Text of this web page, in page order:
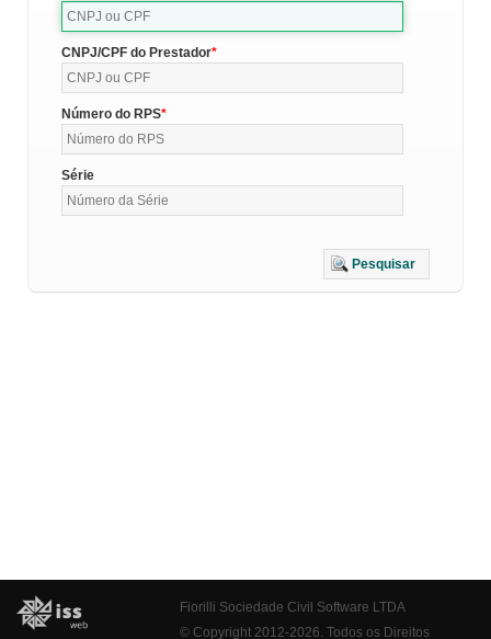
CNPJ/CPF do Prestador
Número do RPS
Série
Pesquisar
Fiorilli Sociedade Civil Software LTDA
© Copyright 2012-2026. Todos os Direitos